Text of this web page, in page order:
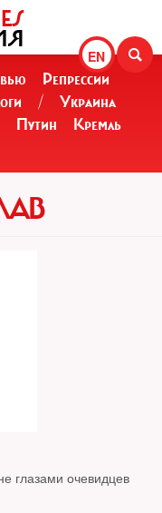
EN
Репрессии
/
Украина
Путин
Кремль
глазами очевидцев